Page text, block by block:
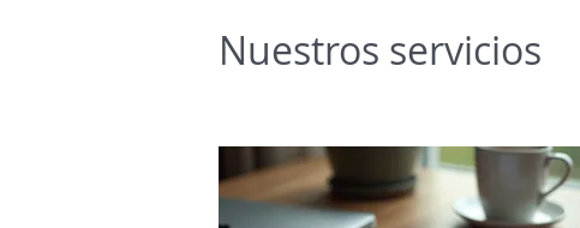
Nuestros servicios